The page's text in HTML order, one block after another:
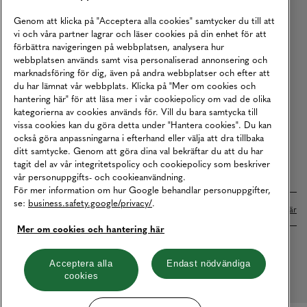
Köpvillkor
Karriär
Vårt Ansvar
Våra Tjänster
Press
Studentrabatt
B2B
Tillgänglighetsredogörelse
Betalningar online sköts i samarbete med Klarna. Läs mer här
Cookies Integritetspolicy
Hantera cookies
Genom att klicka på "Acceptera alla cookies" samtycker du till att
vi och våra partner lagrar och läser cookies på din enhet för att
förbättra navigeringen på webbplatsen, analysera hur
webbplatsen används samt visa personaliserad annonsering och
marknadsföring för dig, även på andra webbplatser och efter att
du har lämnat vår webbplats. Klicka på "Mer om cookies och
hantering här" för att läsa mer i vår cookiepolicy om vad de olika
kategorierna av cookies används för. Vill du bara samtycka till
vissa cookies kan du göra detta under "Hantera cookies". Du kan
också göra anpassningarna i efterhand eller välja att dra tillbaka
ditt samtycke. Genom att göra dina val bekräftar du att du har
tagit del av vår integritetspolicy och cookiepolicy som beskriver
vår personuppgifts- och cookieanvändning.
För mer information om hur Google behandlar personuppgifter,
se: business.safety.google/privacy/.
Mer om cookies och hantering här
Acceptera alla
cookies
Endast nödvändiga